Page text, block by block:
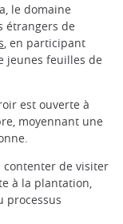
le domaine
étrangers de
, en participant
jeunes feuilles de
est ouverte à
moyennant une
contenter de visiter
à la plantation,
processus